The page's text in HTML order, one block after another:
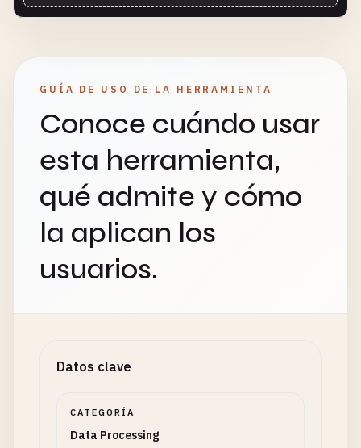
GUÍA DE USO DE LA HERRAMIENTA
Conoce cuándo usar
esta herramienta,
qué admite y cómo
la aplican los
usuarios.
Datos clave
CATEGORÍA
Data Processing